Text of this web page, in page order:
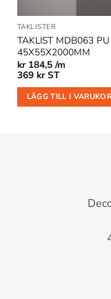
TAKLISTER
TAKLIST MDB063 PU
45X55X2000MM
kr184,5 /m
369 kr ST
LÄGG TILL I